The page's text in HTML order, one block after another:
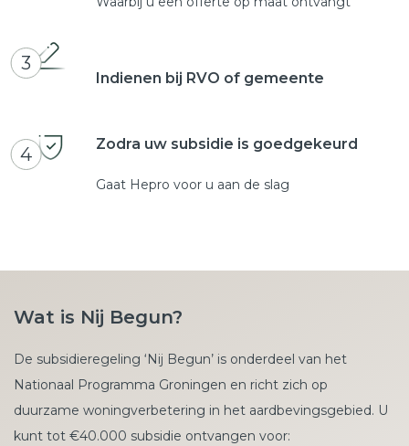
3
Indienen bij RVO of gemeente
4 Zodra uw subsidie is goedgekeurd
Gaat Hepro voor u aan de slag
Wat is Nij Begun?
De subsidieregeling ‘Nij Begun’ is onderdeel van het
Nationaal Programma Groningen en richt zich op
duurzame woningverbetering in het aardbevingsgebied. U
kunt tot €40.000 subsidie ontvangen voor: